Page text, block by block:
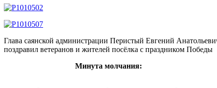
Глава саянской администрации Перистый Евгений
поздравил ветеранов и жителей посёлка с праздником Победы
Минута молчания: